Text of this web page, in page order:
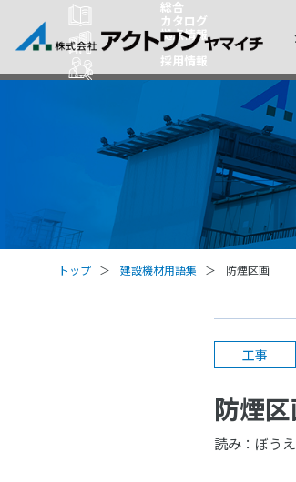
総合
カタログ
拠点情報
採用情報
トップ 建設機材用語集 防煙区画
工事
防煙
読み：ぼう